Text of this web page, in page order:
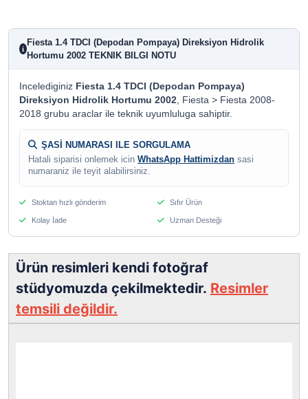
i
Fiesta 1.4 TDCI (Depodan Pompaya) Direksiyon Hidrolik
Hortumu 2002 TEKNIK BILGI NOTU
Incelediginiz Fiesta 1.4 TDCI (Depodan Pompaya)
Direksiyon Hidrolik Hortumu 2002, Fiesta > Fiesta 2008-
2018 grubu araclar ile teknik uyumluluga sahiptir.
ŞASİ NUMARASI ILE SORGULAMA
Hatali siparisi onlemek icin WhatsApp Hattimizdan sasi
numaraniz ile teyit alabilirsiniz.
Stoktan hızlı gönderim Sıfır Ürün
Kolay İade Uzman Desteği
Ürün resimleri kendi fotoğraf
stüdyomuzda çekilmektedir. Resimler
temsili değildir.